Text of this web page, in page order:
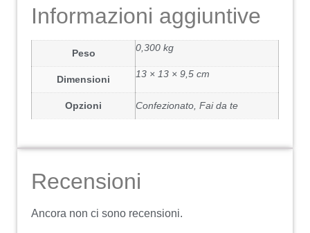
Informazioni aggiuntive
Peso 0,300 kg
Dimensioni 13 × 13 × 9,5 cm
Opzioni Confezionato, Fai da te
Recensioni
Ancora non ci sono recensioni.